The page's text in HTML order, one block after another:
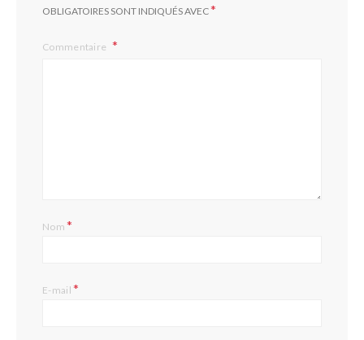
OBLIGATOIRES SONT INDIQUÉS AVEC*
Commentaire
Nom*
E-mail*